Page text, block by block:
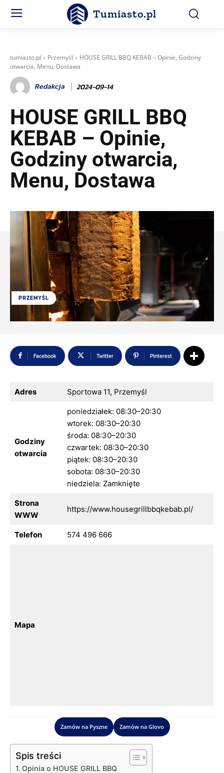
Tumiasto.pl
tumiasto.pl Przemyśl
HOUSE GRILL BBQ KEBAB – Opinie, Godziny
otwarcia, Menu, Dostawa
Redakcja 2024-09-14
HOUSE GRILL BBQ
KEBAB – Opinie,
Godziny otwarcia,
Menu, Dostawa
PRZEMYŚL
Facebook Twitter Pinterest
Adres Sportowa 11, Przemyśl
Godziny
otwarcia
poniedziałek: 08:30–20:30
wtorek: 08:30–20:30
środa: 08:30–20:30
czwartek: 08:30–20:30
piątek: 08:30–20:30
sobota: 08:30–20:30
niedziela: Zamknięte
Strona
WWW
https://www.housegrillbbqkebab.pl/
Telefon 574 496 666
Mapa
Zamów na Pyszne Zamów na Glovo
Spis treści
Opinia o HOUSE GRILL BBQ